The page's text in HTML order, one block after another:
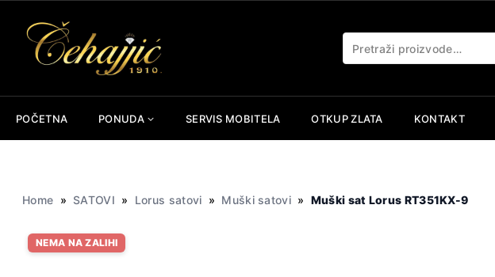
content
POČETNA PONUDA SERVIS MOBITELA OTKUP ZLATA KONTAKT
Home » SATOVI » Lorus satovi » Muški satovi » Muški sat Lorus RT351KX-9
NEMA NA ZALIHI